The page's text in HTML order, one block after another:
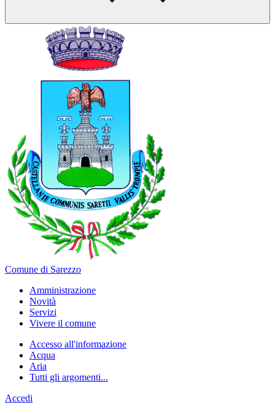
Comune di Sarezzo
Amministrazione
Novità
Servizi
Vivere il comune
Accesso all'informazione
Acqua
Aria
Tutti gli argomenti...
Accedi